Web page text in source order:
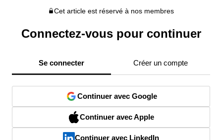
Cet article est réservé à nos membres
Connectez-vous pour continuer
Se connecter Créer un compte
Continuer avec Google
Continuer avec Apple
Continuer avec LinkedIn